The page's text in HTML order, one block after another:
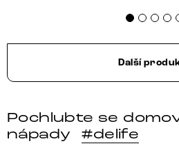
Další
Pochlubte se
nápady
#delife